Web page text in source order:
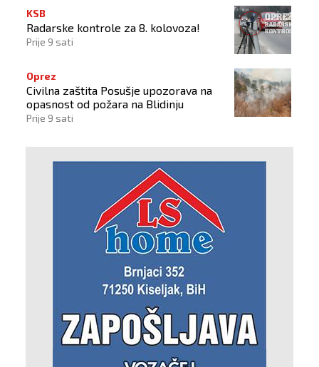
KSB
Radarske kontrole za 8. kolovoza!
Prije 9 sati
Oprez
Civilna zaštita Posušje upozorava na
opasnost od požara na Blidinju
Prije 9 sati